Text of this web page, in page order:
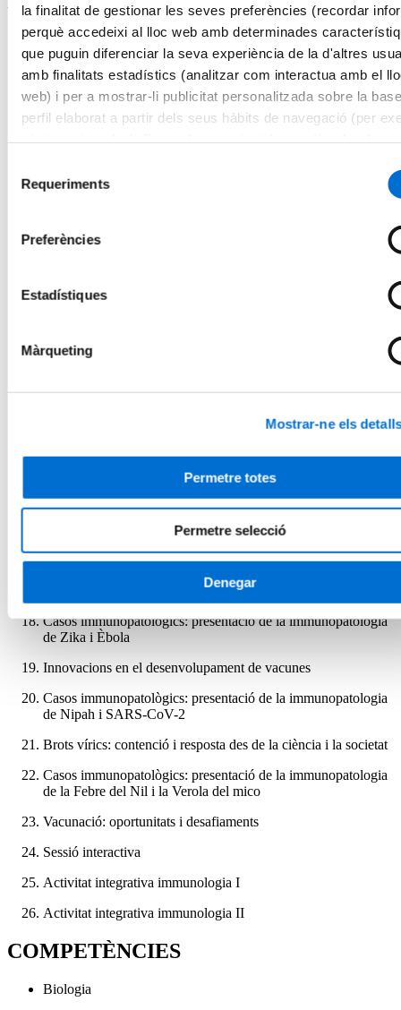
la finalitat de gestionar les seves preferències (recordar
perquè accedeixi al lloc web amb determinades
que puguin diferenciar la seva experiència de la d'altres
amb finalitats estadístics (analitzar com interactua amb el
web) i per a mostrar-li publicitat personalitzada sobre la
perfil elaborat a partir dels seus hàbits de navegació (per
Requeriments
Preferències
Estadístiques
Màrqueting
Mostrar-ne els
Permetre totes
Permetre selecció
Denegar
Introducció a la immunopatologia viral
Claus dels arbovirus
Principis bàsics en la resposta immunitària
Introducció a la virologia i virus emergents: enfocament Una
Salut
Resposta immune a virus emergents
El sistema immune en el pacient immunodeprimit
Evolució viral i mecanismes de resistència a antivirals
Correlats de protecció per a les respostes immunitàries
induïdes per vacunes i durada de la protecció
Impacte de les vacunes contra virus respiratoris
Ús de virus en biotecnologia i teràpia gènica
Casos immunopatològics: presentació de la immunopatologia
de Zika i Èbola
Innovacions en el desenvolupament de vacunes
Casos immunopatològics: presentació de la immunopatologia
de Nipah i SARS-CoV-2
Brots vírics: contenció i resposta des de la ciència i la societat
Casos immunopatològics: presentació de la immunopatologia
de la Febre del Nil i la Verola del mico
Vacunació: oportunitats i desafiaments
Sessió interactiva
Activitat integrativa immunologia I
Activitat integrativa immunologia II
COMPETÈNCIES
Biologia